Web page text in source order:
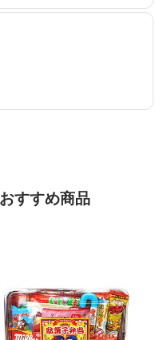
すすめ商品